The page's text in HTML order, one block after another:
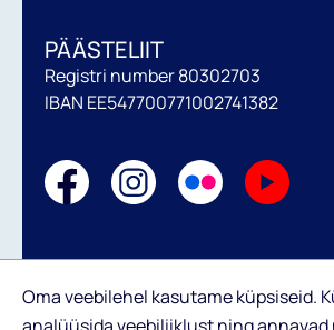
PÄÄSTELIIT
Registri number 80302703
IBAN EE547700771002741382
Oma veebilehel kasutame küpsiseid.